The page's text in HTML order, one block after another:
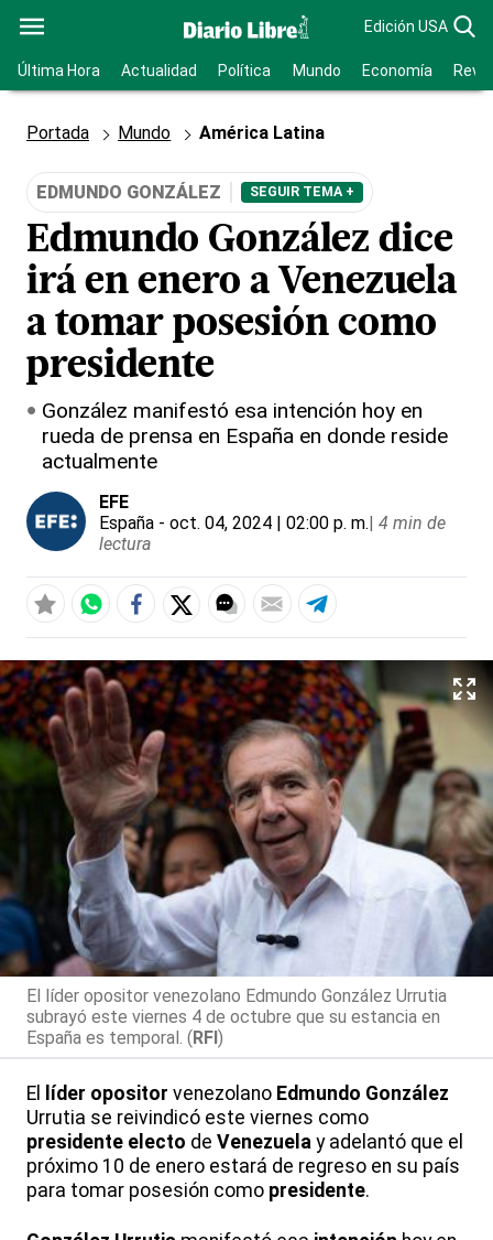
Edición USA
Última Hora Actualidad Política Mundo Economía
Portada Mundo América Latina
EDMUNDO GONZÁLEZ SEGUIR TEMA +
Edmundo González dice
irá en enero a Venezuela
a tomar posesión como
presidente
González manifestó esa intención hoy en
rueda de prensa en España en donde reside
actualmente
EFE
España - oct. 04, 2024 | 02:00 p. m.| 4 min de
lectura
El líder opositor venezolano Edmundo González Urrutia
subrayó este viernes 4 de octubre que su estancia en
España es temporal. (RFI)
El líder opositor venezolano Edmundo González
Urrutia se reivindicó este viernes como
presidente electo de Venezuela y adelantó que el
próximo 10 de enero estará de regreso en su país
para tomar posesión como presidente.